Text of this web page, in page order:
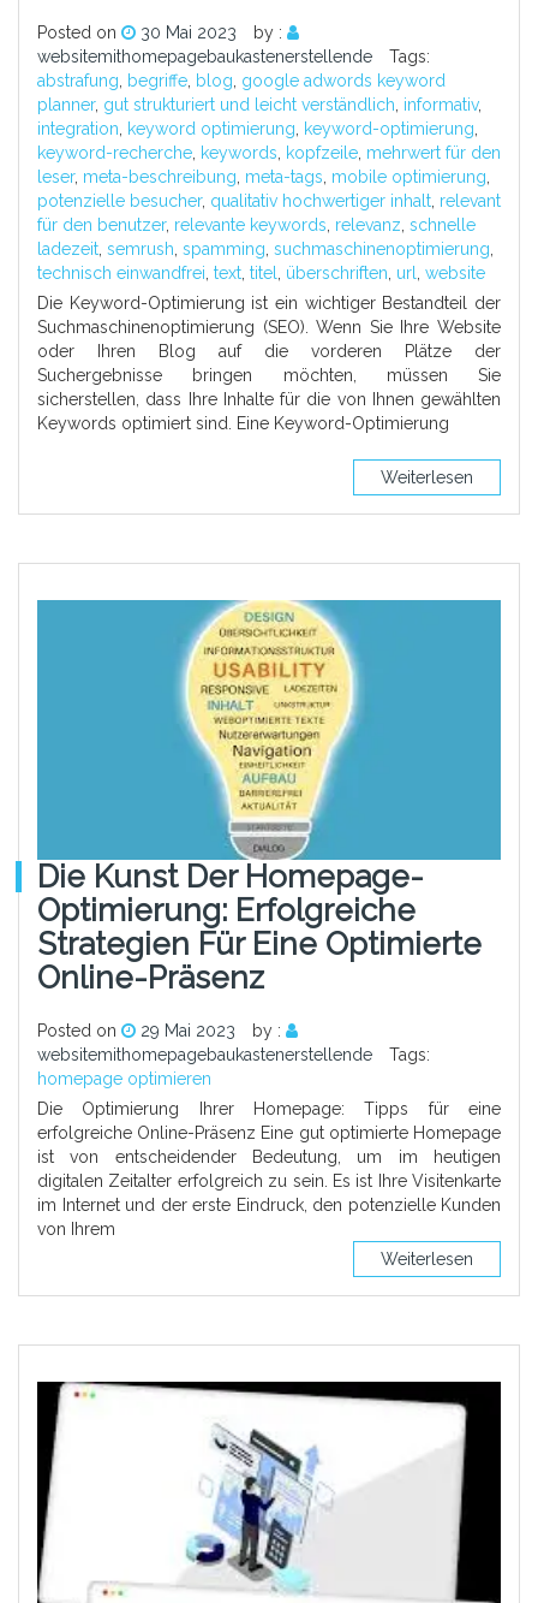
Posted on 30 Mai 2023
by :
websitemithomepagebaukastenerstellende
Tags:
abstrafung
begriffe blog google adwords keyword
planner, gut strukturiert und leicht verständlich informativ,
integration
keyword optimierung keyword-optimierung
keyword-recherche keywords kopfzeile mehrwert für den
leser, meta-beschreibung meta-tags mobile optimierung
potenzielle besucher, qualitativ hochwertiger inhalt relevant
für den benutzer, relevante keywords relevanz schnelle
ladezeit semrush spamming suchmaschinenoptimierung
technisch einwandfrei text titel überschriften url
website
Die Keyword-Optimierung ist ein wichtiger Bestandteil der
Suchmaschinenoptimierung (SEO). Wenn Sie Ihre Website
oder Ihren Blog auf die vorderen Plätze der
Suchergebnisse bringen möchten, müssen Sie
sicherstellen, dass Ihre Inhalte für die von Ihnen gewählten
Keywords optimiert sind. Eine Keyword-Optimierung
Weiterlesen
Die Kunst Der Homepage-
Optimierung: Erfolgreiche
Strategien Für Eine Optimierte
Online-Präsenz
Posted on 29 Mai 2023
by :
websitemithomepagebaukastenerstellende
Tags:
homepage optimieren
Die Optimierung Ihrer Homepage: Tipps für eine
erfolgreiche Online-Präsenz Eine gut optimierte Homepage
ist von entscheidender Bedeutung, um im heutigen
digitalen Zeitalter erfolgreich zu sein. Es ist Ihre Visitenkarte
im Internet und der erste Eindruck, den potenzielle Kunden
von Ihrem
Weiterlesen